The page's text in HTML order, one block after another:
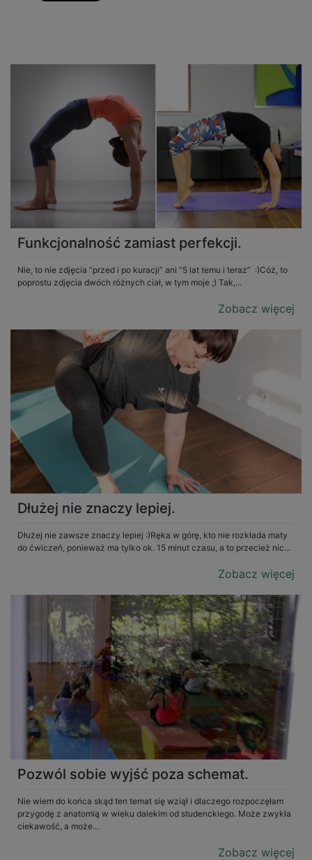
Funkcjonalność zamiast perfekcji.
Nie, to nie zdjęcia “przed i po kuracji” ani “5 lat temu i teraz” :)Cóż, to
poprostu zdjęcia dwóch różnych ciał, w tym moje ;) Tak,...
Zobacz więcej
Dłużej nie znaczy lepiej.
Dłużej nie zawsze znaczy lepiej :)Ręka w górę, kto nie rozkłada maty
do ćwiczeń, ponieważ ma tylko ok. 15 minut czasu, a to przecież nic...
Zobacz więcej
Pozwól sobie wyjść poza schemat.
Nie wiem do końca skąd ten temat się wziął i dlaczego rozpoczęłam
przygodę z anatomią w wieku dalekim od studenckiego. Może zwykła
ciekawość, a może...
Zobacz więcej